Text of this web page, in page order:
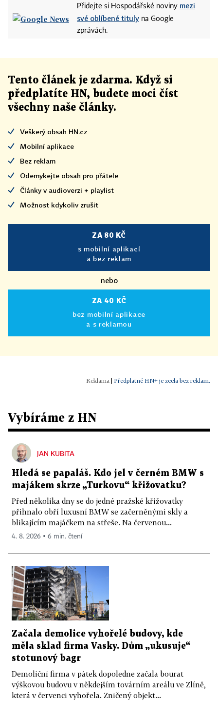
Přidejte si Hospodářské noviny mezi
své oblíbené tituly na Google
zprávách.
Tento článek je zdarma. Když si
předplatíte HN, budete moci číst
všechny naše články.
Veškerý obsah HN.cz
Mobilní aplikace
Bez reklam
Odemykejte obsah pro přátele
Články v audioverzi + playlist
Možnost kdykoliv zrušit
ZA 80 KČ
s mobilní aplikací
a bez reklam
nebo
ZA 40 KČ
bez mobilní aplikace
a s reklamou
| Předplatné HN+ je zcela bez reklam.
Vybíráme z HN
JAN KUBITA
Hledá se papaláš. Kdo jel v černém BMW s
majákem skrze „Turkovu“ křižovatku?
Před několika dny se do jedné pražské křižovatky
přihnalo obří luxusní BMW se začerněnými skly a
blikajícím majáčkem na střeše. Na červenou...
4. 8. 2026 ▪ 6 min. čtení
Začala demolice vyhořelé budovy, kde
měla sklad firma Vasky. Dům „ukusuje“
stotunový bagr
Demoliční firma v pátek dopoledne začala bourat
výškovou budovu v někdejším továrním areálu ve Zlíně,
která v červenci vyhořela. Zničený objekt...